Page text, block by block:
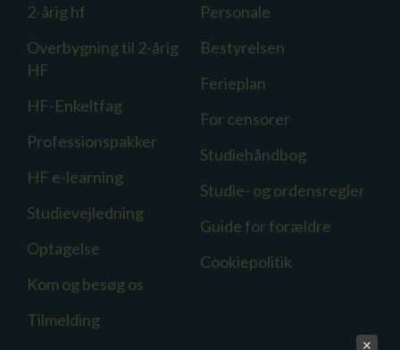
2-årig hf
Overbygning til 2-årig
HF
HF-Enkeltfag
Professionspakker
HF e-learning
Studievejledning
Optagelse
Kom og besøg os
Tilmelding
Personale
Bestyrelsen
Ferieplan
For censorer
Studiehåndbog
Studie- og ordensregler
Guide for forældre
Cookiepolitik